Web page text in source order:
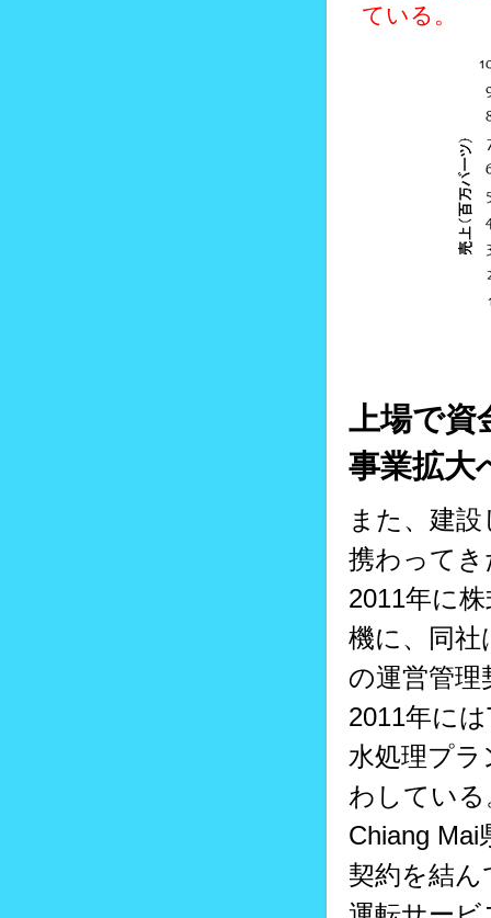
ている。
上場で資
事業拡大
また、建
携わって
2011年に
機に、同社
の運営管
2011年に
水処理プ
わしてい
Chiang
契約を結